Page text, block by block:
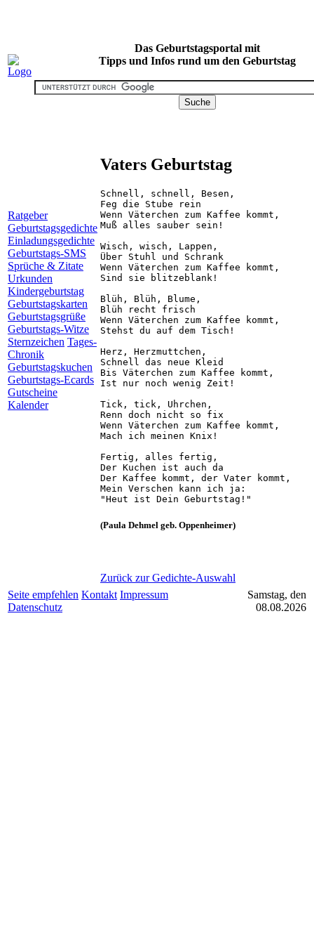
Das Geburtstagsportal mit
Tipps und Infos rund um den Geburtstag
Ratgeber
Geburtstagsgedichte
Einladungsgedichte
Geburtstags-SMS
Sprüche & Zitate
Urkunden
Kindergeburtstag
Geburtstagskarten
Geburtstagsgrüße
Geburtstags-Witze
Sternzeichen Tages-
Chronik
Geburtstagskuchen
Geburtstags-Ecards
Gutscheine
Kalender
Vaters Geburtstag
Schnell, schnell, Besen,
Feg die Stube rein
Wenn Väterchen zum Kaffee kommt,
Muß alles sauber sein!
Wisch, wisch, Lappen,
Über Stuhl und Schrank
Wenn Väterchen zum Kaffee kommt,
Sind sie blitzeblank!
Blüh, Blüh, Blume,
Blüh recht frisch
Wenn Väterchen zum Kaffee kommt,
Stehst du auf dem Tisch!
Herz, Herzmuttchen,
Schnell das neue Kleid
Bis Väterchen zum Kaffee kommt,
Ist nur noch wenig Zeit!
Tick, tick, Uhrchen,
Renn doch nicht so fix
Wenn Väterchen zum Kaffee kommt,
Mach ich meinen Knix!
Fertig, alles fertig,
Der Kuchen ist auch da
Der Kaffee kommt, der Vater kommt,
Mein Verschen kann ich ja:
(Paula Dehmel geb. Oppenheimer)
Zurück zur Gedichte-Auswahl
Seite empfehlen Kontakt Impressum
Datenschutz
Samstag, den
08.08.2026